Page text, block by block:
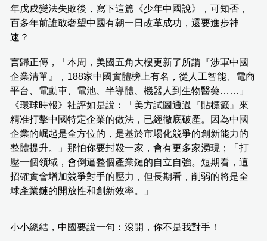
年戊戌變法失敗後，寫下這篇《少年中國說》，可知否，
百多年前誰敢奢望中國有朝一日改革成功，還要進步神
速？
言歸正傳，「本周，美國五角大樓更新了所謂『涉軍中國
企業清單』，188家中國實體榜上有名，從人工智能、電商
平台、電動車、電池、半導體、機器人到生物醫藥……」
《環球時報》社評如是說︰「美方試圖通過『貼標籤』來
精准打擊中國特定企業的做法，已經徹底破產。因為中國
企業的崛起是全方位的，是基於市場化競爭的創新能力的
整體提升。」那怕你要封殺一家，會有更多家湧現；「打
壓一個領域，會倒逼整個產業鏈的自立自強。短期看，這
招確實會增加競爭對手的壓力，但長期看，削弱的將是全
球產業鏈的開放性和創新效率。」
小小總結，中國要說一句︰滾開，你不是我對手！